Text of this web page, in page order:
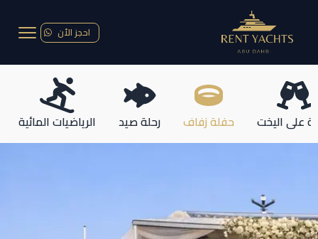
احجز الأن
على اليخت حفلة زفاف رحلة صيد الرياضيات المائية